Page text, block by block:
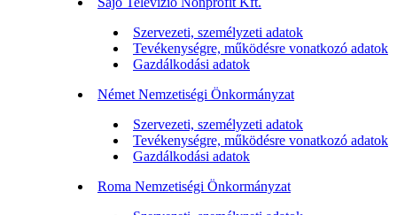
Szervezeti, személyzeti adatok
Tevékenységre, működésre vonatkozó adatok
Gazdálkodási adatok
Német Nemzetiségi Önkormányzat
Szervezeti, személyzeti adatok
Tevékenységre, működésre vonatkozó adatok
Gazdálkodási adatok
Roma Nemzetiségi Önkormányzat